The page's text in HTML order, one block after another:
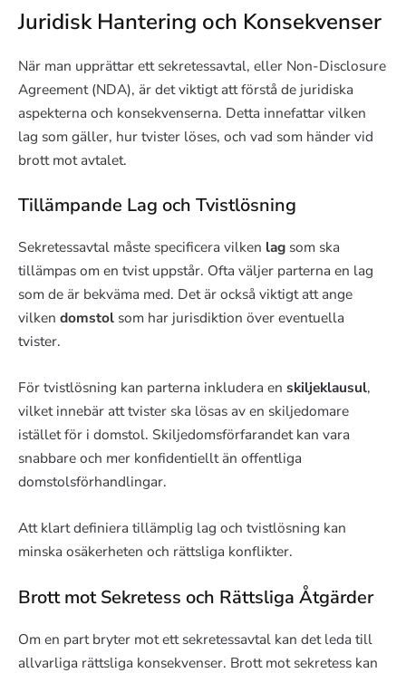
Juridisk Hantering och Konsekvenser
När man upprättar ett sekretessavtal, eller Non-Disclosure
Agreement (NDA), är det viktigt att förstå de juridiska
aspekterna och konsekvenserna. Detta innefattar vilken
lag som gäller, hur tvister löses, och vad som händer vid
brott mot avtalet.
Tillämpande Lag och Tvistlösning
Sekretessavtal måste specificera vilken lag som ska
tillämpas om en tvist uppstår. Ofta väljer parterna en lag
som de är bekväma med. Det är också viktigt att ange
vilken domstol som har jurisdiktion över eventuella
tvister.
För tvistlösning kan parterna inkludera en skiljeklausul,
vilket innebär att tvister ska lösas av en skiljedomare
istället för i domstol. Skiljedomsförfarandet kan vara
snabbare och mer konfidentiellt än offentliga
domstolsförhandlingar.
Att klart definiera tillämplig lag och tvistlösning kan
minska osäkerheten och rättsliga konflikter.
Brott mot Sekretess och Rättsliga Åtgärder
Om en part bryter mot ett sekretessavtal kan det leda till
allvarliga rättsliga konsekvenser. Brott mot sekretess kan